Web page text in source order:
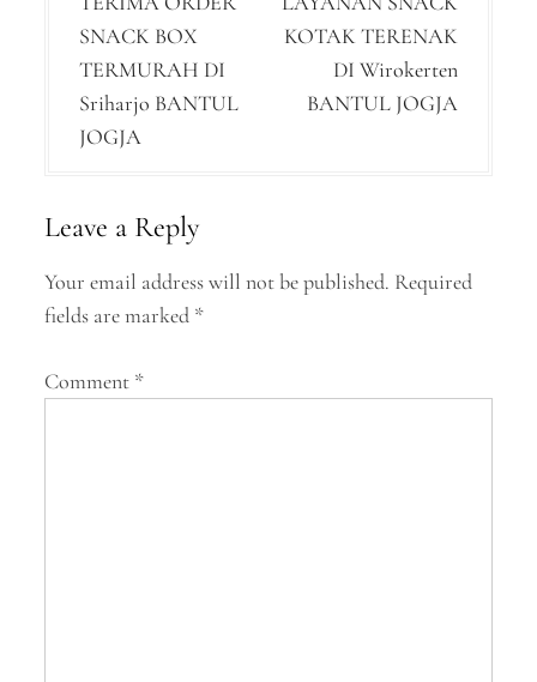
o
s
t
n
v
g
t
SNACK BOX
TERMURAH DI
Sriharjo BANTUL
JOGJA
KOTAK TERENAK
DI Wirokerten
BANTUL JOGJA
Leave a Reply
Your email address will not be published. Required
fields are marked *
Comment *